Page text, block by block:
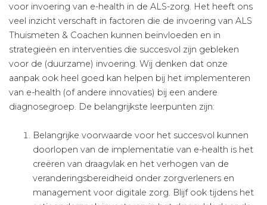
voor invoering van e-health in de ALS-zorg. Het heeft ons
veel inzicht verschaft in factoren die de invoering van ALS
Thuismeten & Coachen kunnen beïnvloeden en in
strategieën en interventies die succesvol zijn gebleken
voor de (duurzame) invoering. Wij denken dat onze
aanpak ook heel goed kan helpen bij het implementeren
van e-health (of andere innovaties) bij een andere
diagnosegroep. De belangrijkste leerpunten zijn:
Belangrijke voorwaarde voor het succesvol kunnen
doorlopen van de implementatie van e-health is het
creëren van draagvlak en het verhogen van de
veranderingsbereidheid onder zorgverleners en
management voor digitale zorg. Blijf ook tijdens het